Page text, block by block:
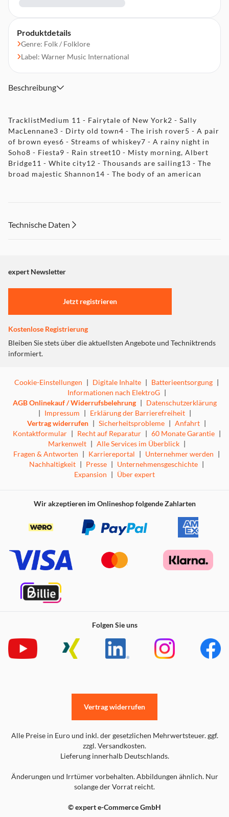
Produktdetails
Genre: Folk / Folklore
Label: Warner Music International
Beschreibung
TracklistMedium 11 - Fairytale of New York2 - Sally
MacLennane3 - Dirty old town4 - The irish rover5 - A pair
of brown eyes6 - Streams of whiskey7 - A rainy night in
Soho8 - Fiesta9 - Rain street10 - Misty morning, Albert
Bridge11 - White city12 - Thousands are sailing13 - The
broad majestic Shannon14 - The body of an american
Technische Daten
expert Newsletter
Jetzt registrieren
Kostenlose Registrierung
Bleiben Sie stets über die aktuellsten Angebote und Techniktrends
informiert.
Cookie-Einstellungen | Digitale Inhalte | Batterieentsorgung |
Informationen nach ElektroG |
AGB Onlinekauf / Widerrufsbelehrung | Datenschutzerklärung
| Impressum | Erklärung der Barrierefreiheit |
Vertrag widerrufen | Sicherheitsprobleme | Anfahrt |
Kontaktformular | Recht auf Reparatur | 60 Monate Garantie |
Markenwelt | Alle Services im Überblick |
Fragen & Antworten | Karriereportal | Unternehmer werden |
Nachhaltigkeit | Presse | Unternehmensgeschichte |
Expansion | Über expert
Wir akzeptieren im Onlineshop folgende Zahlarten
Folgen Sie uns
Alle Preise in Euro und inkl. der gesetzlichen Mehrwertsteuer. ggf.
zzgl. Versandkosten.
Lieferung innerhalb Deutschlands.
Änderungen und Irrtümer vorbehalten. Abbildungen ähnlich. Nur
solange der Vorrat reicht.
© expert e-Commerce GmbH
Vertrag widerrufen